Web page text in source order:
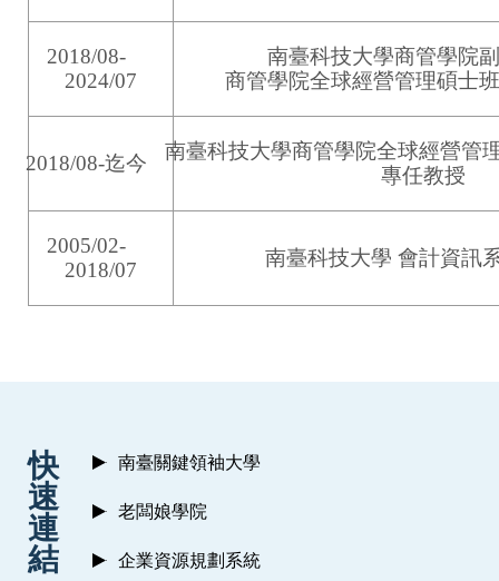
2018/08-
2024/07
南臺科技大學商管學院
商管學院全球經營管理碩士班
2018/08-迄今
南臺科技大學商管學院全球經營管
專任教授
2005/02-
2018/07
南臺科技大學 會計資訊
快
速
連
結
南臺關鍵領袖大學
老闆娘學院
企業資源規劃系統